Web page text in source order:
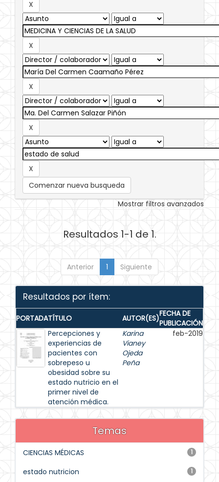
Comenzar nueva busqueda
Mostrar filtros avanzados
Resultados 1-1 de 1.
Anterior 1 Siguiente
Resultados por ítem:
PORTADATÍTULO AUTOR(ES)FECHA DE
PUBLICACIÓN
Percepciones y
experiencias de
pacientes con
sobrepeso u
obesidad sobre su
estado nutricio en el
primer nivel de
atención médica.
Karina
Vianey
Ojeda
Peña
feb-2019
Temas
1
CIENCIAS MÉDICAS
1
estado nutricion